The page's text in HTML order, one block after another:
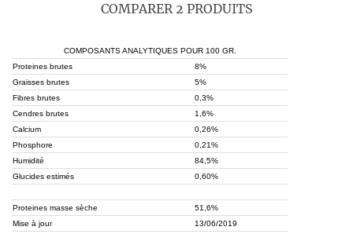
COMPARER 2 PRODUITS
COMPOSANTS ANALYTIQUES POUR 100 GR.
Proteines brutes
8%
Graisses brutes
5%
Fibres brutes
0,3%
Cendres brutes
1,6%
Calcium
0,26%
Phosphore
0,21%
Humidité
84,5%
Glucides estimés
0,60%
Proteines masse sèche
51,6%
Mise à jour
13/06/2019